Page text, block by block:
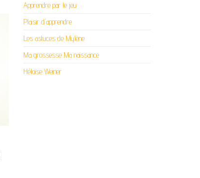
Apprendre par le jeu
Plaisir d'apprendre
Les astuces de Mylène
Ma grossesse Ma naissance
Héloïse Weiner